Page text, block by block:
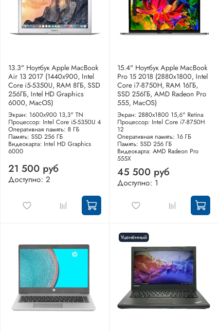
13.3" Ноутбук Apple MacBook
Air 13 2017 (1440x900, Intel
Core i5-5350U, RAM 8ГБ, SSD
256ГБ, Intel HD Graphics
6000, MacOS)
Экран: 1600x900 13,3" TN
Процессор: Intel Core i5-5350U 4
Оперативная память: 8 ГБ
Память: SSD 256 ГБ
Видеокарта: Intel HD Graphics
6000
21 500 руб
Доступно: 2
15.4" Ноутбук Apple MacBook
Pro 15 2018 (2880x1800, Intel
Core i7-8750H, RAM 16ГБ,
SSD 256ГБ, AMD Radeon Pro
555, MacOS)
Экран: 2880x1800 15,6" Retina
Процессор: Intel Core i7-8750H
12
Оперативная память: 16 ГБ
Память: SSD 256 ГБ
Видеокарта: AMD Radeon Pro
555X
45 500 руб
Доступно: 1
Уценённый